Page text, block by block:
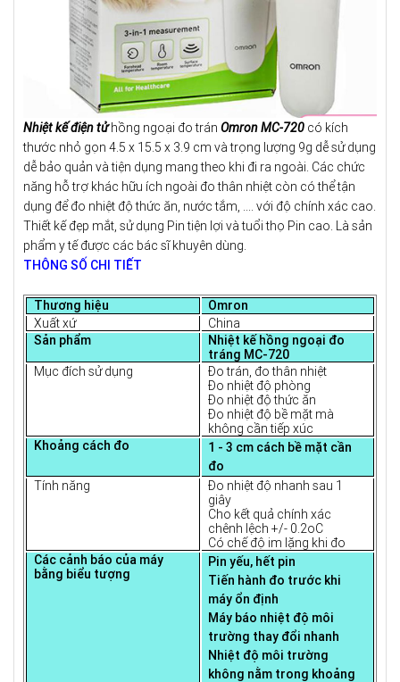
Nhiệt kế điện tửhồng ngoại đo trán Omron MC-720 có kích
thước nhỏ gọn 4.5 x 15.5 x 3.9 cm và trọng lượng 9g dễ sử dụng
dễ bảo quản và tiện dụng mang theo khi đi ra ngoài. Các chức
năng hỗ trợ khác hữu ích ngoài đo thân nhiệt còn có thể tận
dụng để đo nhiệt độ thức ăn, nước tắm, .... với độ chính xác cao.
Thiết kế đẹp mắt, sử dụng Pin tiện lợi và tuổi thọ Pin cao. Là sản
phẩm y tế được các bác sĩ khuyên dùng.
THÔNG SỐ CHI TIẾT
Thương hiệu
Omron
Xuất xứ
China
Sản phẩm
Nhiệt kế hồng ngoại đo
tráng MC-720
Mục đích sử dụng
Đo trán, đo thân nhiệt
Đo nhiệt độ phòng
Đo nhiệt độ thức ăn
Đo nhiệt độ bề mặt mà
không cần tiếp xúc
Khoảng cách đo
1 - 3 cm cách bề mặt cần
đo
Tính năng
Đo nhiệt độ nhanh sau 1
giây
Cho kết quả chính xác
chênh lệch +/- 0.2oC
Có chế độ im lặng khi đo
Các cảnh báo của máy
bằng biểu tượng
Pin yếu, hết pin
Tiến hành đo trước khi
máy ổn định
Máy báo nhiệt độ môi
trường thay đổi nhanh
Nhiệt độ môi trường
không nằm trong khoảng